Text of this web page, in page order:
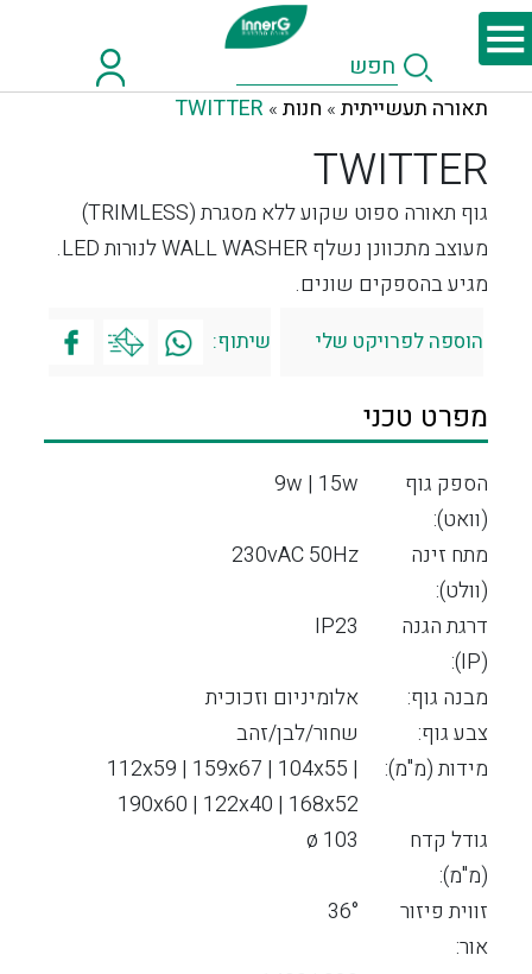
תאורה תעשייתית » חנות »
TWITTER
TWITTER
גוף תאורה ספוט שקוע ללא מסגרת (TRIMLESS)
מעוצב מתכוונן נשלף WALL WASHER לנורות LED.
מגיע בהספקים שונים.
הוספה לפרויקט שלי שיתוף:
מפרט טכני
הספק גוף
(וואט):
9w | 15w
מתח זינה
(וולט):
230vAC 50Hz
דרגת הגנה
(IP):
IP23
מבנה גוף:
אלומיניום וזכוכית
צבע גוף:
שחור/לבן/זהב
מידות (מ"מ):
112x59 | 159x67 | 104x55 |
190x60 | 122x40 | 168x52
גודל קדח
(מ"מ):
ø 103
זווית פיזור
אור:
36°